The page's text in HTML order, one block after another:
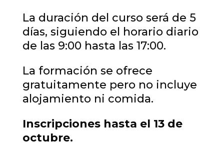
La duración del curso será de 5
días, siguiendo el horario diario
de las 9:00 hasta las 17:00.
La formación se ofrece
gratuitamente pero no incluye
alojamiento ni comida.
Inscripciones hasta el 13 de
octubre.